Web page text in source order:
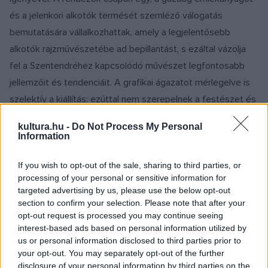
kultura.hu - Do Not Process My Personal
Information
If you wish to opt-out of the sale, sharing to third parties, or
processing of your personal or sensitive information for
targeted advertising by us, please use the below opt-out
section to confirm your selection. Please note that after your
opt-out request is processed you may continue seeing
interest-based ads based on personal information utilized by
us or personal information disclosed to third parties prior to
your opt-out. You may separately opt-out of the further
disclosure of your personal information by third parties on the
és a jelenkori alkotók termését szemléző válogatás
bemutatására vállalkozhattak, amely a legjelentősebb
alkotók rajzművészetébe ad bepillantást, s ezáltal vázolja
fel a Szentendréhez kapcsolódó művészet legfontosabb
jellemzőit és tendenciáit. A grafikai ágazatot mérlegelve is
szelektív a kiállítás: ezúttal nem szerepelnek a festészet és
akvarellek, és hiányoznak a sokszorosított grafikai lapok is.
műalkotások szellemében létrehozott olyan egyedi
kompozíciók, amelyek általában sík felületen, vonalak kézi
meghúzásával készülnek, s amelyeknek alapanyagai és
technikai eszközei rendkívül változatosak. A köz- és
magángyűjteményekből válogatott művek mintegy száz, a
múlt században dolgozott mester, és napjainkban is